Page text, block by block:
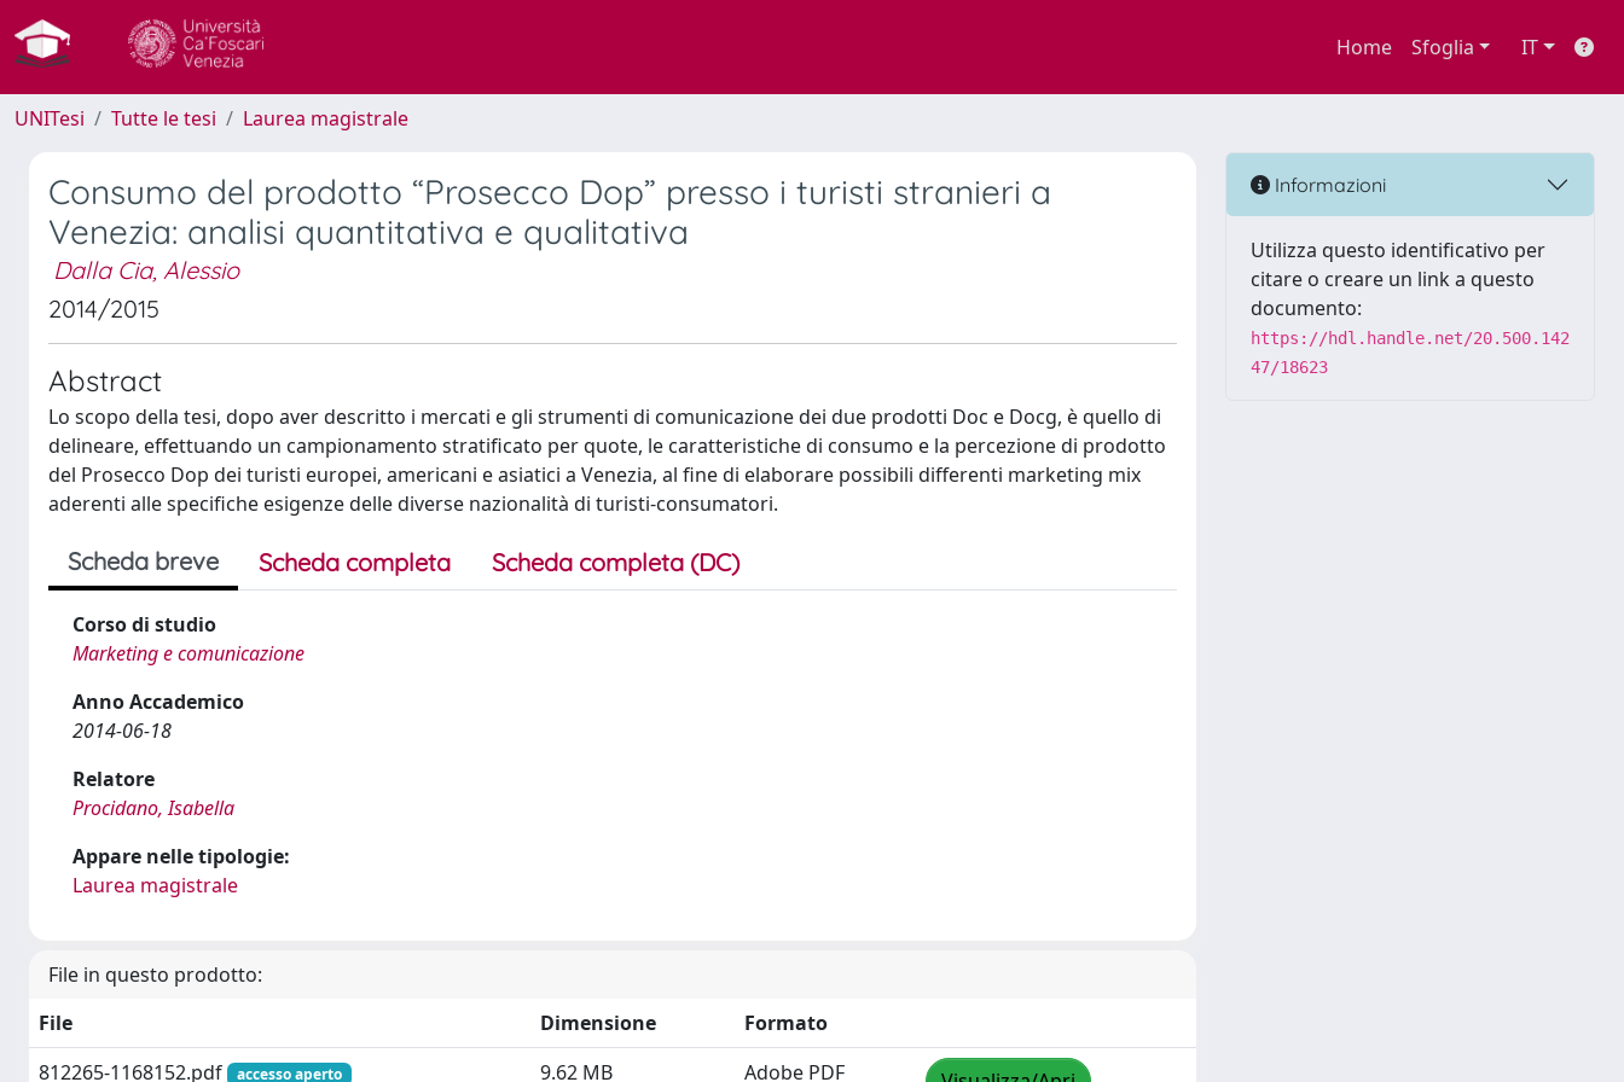
Home Sfoglia IT
UNITesi Tutte le tesi Laurea magistrale
Consumo del prodotto “Prosecco Dop” presso i turisti stranieri a
Venezia: analisi quantitativa e qualitativa
Dalla Cia, Alessio
2014/2015
Abstract
Lo scopo della tesi, dopo aver descritto i mercati e gli strumenti di comunicazione dei due prodotti Doc e Docg, è quello di
delineare, effettuando un campionamento stratificato per quote, le caratteristiche di consumo e la percezione di prodotto
del Prosecco Dop dei turisti europei, americani e asiatici a Venezia, al fine di elaborare possibili differenti marketing mix
aderenti alle specifiche esigenze delle diverse nazionalità di turisti-consumatori.
Scheda breve Scheda completa Scheda completa (DC)
Corso di studio
Marketing e comunicazione
Anno Accademico
2014-06-18
Relatore
Procidano, Isabella
Appare nelle tipologie:
Laurea magistrale
File in questo prodotto:
File
Dimensione
Formato
812265-1168152.pdf
accesso aperto 9.62 MB Adobe PDF
Informazioni
Utilizza questo identificativo per
citare o creare un link a questo
documento:
https://hdl.handle.net/20.500.142
47/18623